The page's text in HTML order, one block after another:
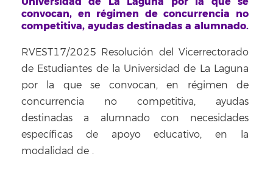
convocan, en régimen de concurrencia no
competitiva, ayudas destinadas a alumnado.
RVEST17/2025 Resolución del Vicerrectorado
de Estudiantes de la Universidad de La Laguna
por la que se convocan, en régimen de
concurrencia no competitiva, ayudas
destinadas a alumnado con necesidades
específicas de apoyo educativo, en la
modalidad de .